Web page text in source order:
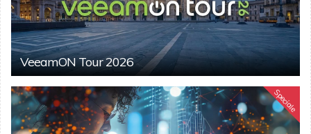
VeeamON Tour 2026
Speciale